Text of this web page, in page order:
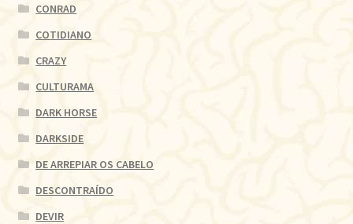
CONRAD
COTIDIANO
CRAZY
CULTURAMA
DARK HORSE
DARKSIDE
DE ARREPIAR OS CABELO
DESCONTRAÍDO
DEVIR